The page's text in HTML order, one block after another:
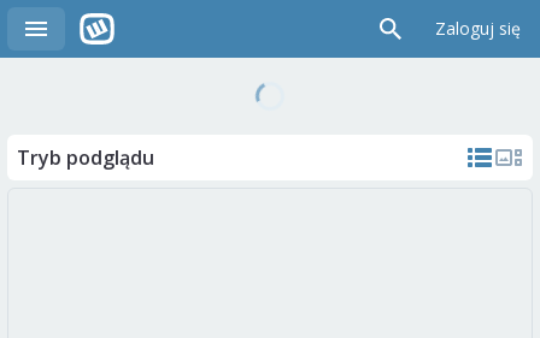
Zaloguj się
Tryb podglądu